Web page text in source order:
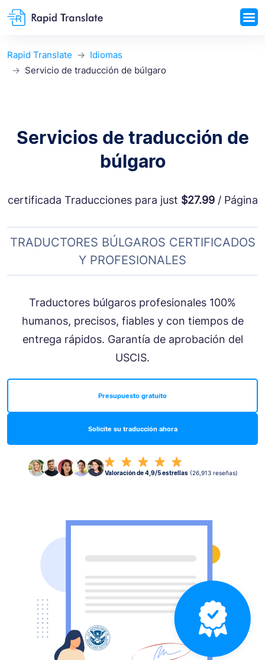
Rapid Translate
Idiomas
Servicio de traducción de búlgaro
Servicios de traducción de
búlgaro
certificada Traducciones para just $27.99/ Página
TRADUCTORES BÚLGAROS CERTIFICADOS
Y PROFESIONALES
Traductores búlgaros profesionales 100%
humanos, precisos, fiables y con tiempos de
entrega rápidos. Garantía de aprobación del
USCIS.
Solicite su traducción ahora
Presupuesto gratuito
Valoración de 4,9/5 estrellas (26,913 reseñas)